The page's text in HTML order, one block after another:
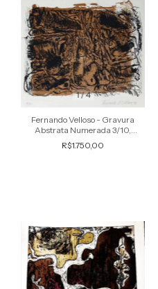
1/4
Fernando Velloso - Gravura
Abstrata Numerada 3/10,
Assinada, Datada 1990
R$1.750,00